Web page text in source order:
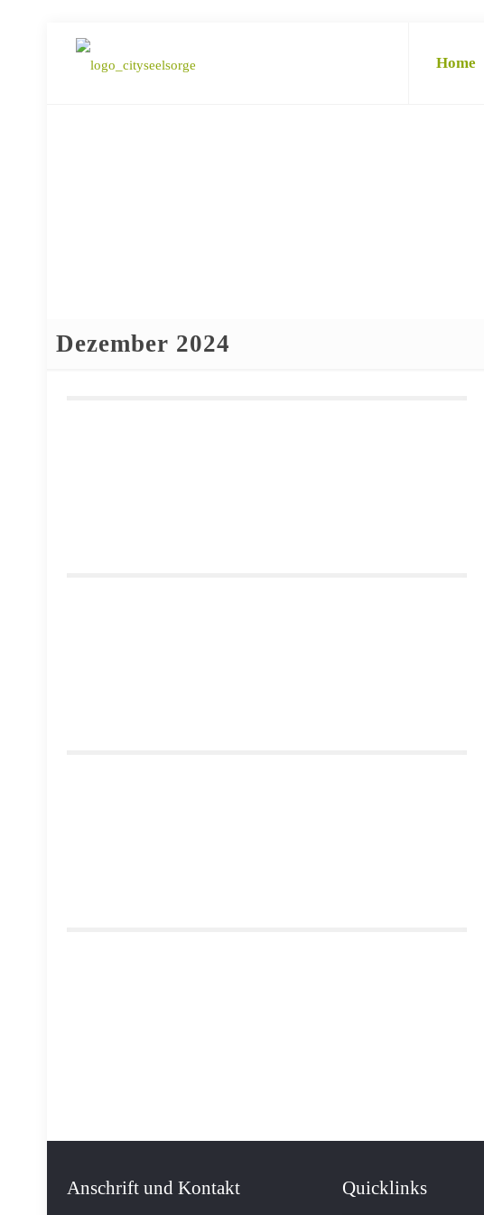
Home
Dezember 2024
Anschrift und Kontakt Quicklinks